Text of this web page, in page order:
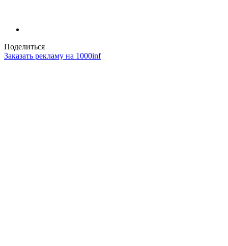
Поделиться
Заказать рекламу на 1000inf